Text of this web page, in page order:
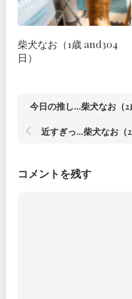
柴犬なお（1歳 and304
日）
今日の推し…柴犬なお（2
近すぎっ…柴犬なお（2
コメントを残す